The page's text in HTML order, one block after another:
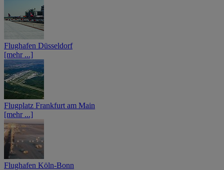
Flughafen Düsseldorf
[mehr ...]
Flugplatz Frankfurt am Main
[mehr ...]
Flughafen Köln-Bonn